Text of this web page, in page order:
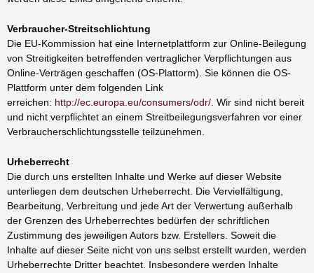
Verbraucher-Streitschlichtung
Die EU-Kommission hat eine Internetplattform zur Online-Beilegung
von Streitigkeiten betreffenden vertraglicher Verpflichtungen aus
Online-Verträgen geschaffen (OS-Plattorm). Sie können die OS-
Plattform unter dem folgenden Link
erreichen: http://ec.europa.eu/consumers/odr/ . Wir sind nicht bereit
und nicht verpflichtet an einem Streitbeilegungsverfahren vor einer
Verbraucherschlichtungsstelle teilzunehmen.
Urheberrecht
Die durch uns erstellten Inhalte und Werke auf dieser Website
unterliegen dem deutschen Urheberrecht. Die Vervielfältigung,
Bearbeitung, Verbreitung und jede Art der Verwertung außerhalb
der Grenzen des Urheberrechtes bedürfen der schriftlichen
Zustimmung des jeweiligen Autors bzw. Erstellers. Soweit die
Inhalte auf dieser Seite nicht von uns selbst erstellt wurden, werden
Urheberrechte Dritter beachtet. Insbesondere werden Inhalte